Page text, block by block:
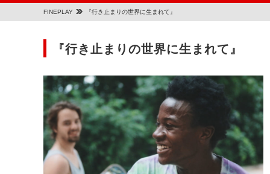
FINEPLAY 『行き止まりの世界に生まれて』
『行き止まりの世界に生まれて』